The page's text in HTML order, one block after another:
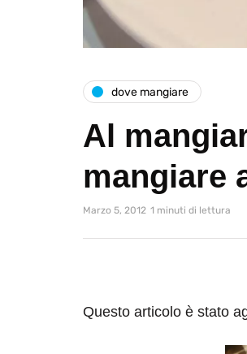
dove mangiare
Al
mangiare
Marzo 5, 2012 1 minuti di lettura
Questo articolo è stato